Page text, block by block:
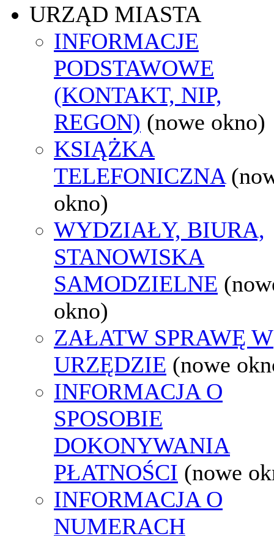
URZĄD MIASTA
INFORMACJE
PODSTAWOWE
(KONTAKT, NIP,
REGON) (nowe okno)
KSIĄŻKA
TELEFONICZNA
okno)
WYDZIAŁY, BIURA,
STANOWISKA
SAMODZIELNE
okno)
ZAŁATW SPRAWĘ W
URZĘDZIE (nowe
INFORMACJA O
SPOSOBIE
DOKONYWANIA
PŁATNOŚCI (nowe
INFORMACJA O
NUMERACH